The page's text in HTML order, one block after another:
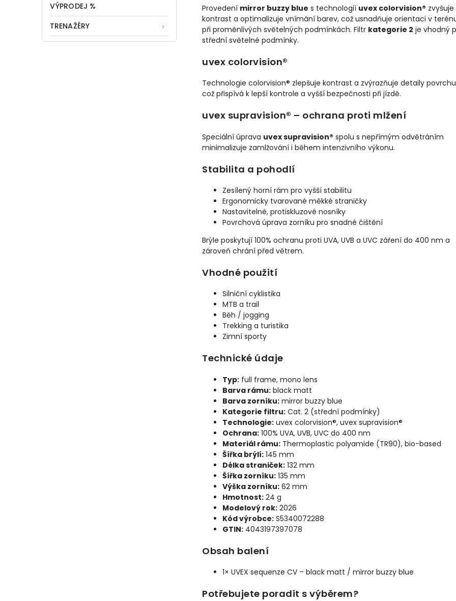
VÝPRODEJ %
TRENAŽÉRY
Provedení mirror buzzy blue s technologií uvex colorvision® zvyšuje
kontrast a optimalizuje vnímání barev, což usnadňuje orientaci v
při proměnlivých světelných podmínkách. Filtr kategorie 2 je vhodný
střední světelné podmínky.
uvex colorvision®
Technologie colorvision® zlepšuje kontrast a zvýrazňuje detaily
což přispívá k lepší kontrole a vyšší bezpečnosti při jízdě.
uvex supravision® – ochrana proti mlžení
Speciální úprava uvex supravision® spolu s nepřímým odvětráním
minimalizuje zamlžování i během intenzivního výkonu.
Stabilita a pohodlí
Zesílený horní rám pro vyšší stabilitu
Ergonomicky tvarované měkké straničky
Nastavitelné, protiskluzové nosníky
Povrchová úprava zorníku pro snadné čištění
Brýle poskytují 100% ochranu proti UVA, UVB a UVC záření do 400 nm a
zároveň chrání před větrem.
Vhodné použití
Silniční cyklistika
MTB a trail
Běh / jogging
Trekking a turistika
Zimní sporty
Technické údaje
Typ: full frame, mono lens
Barva rámu: black matt
Barva zorníku: mirror buzzy blue
Kategorie filtru: Cat. 2 (střední podmínky)
Technologie: uvex colorvision®, uvex supravision®
Ochrana: 100% UVA, UVB, UVC do 400 nm
Materiál rámu: Thermoplastic polyamide (TR90), bio-based
Šířka brýlí: 145 mm
Délka straniček: 132 mm
Šířka zorníku: 135 mm
Výška zorníku: 62 mm
Hmotnost: 24 g
Modelový rok: 2026
Kód výrobce: S5340072288
GTIN: 4043197397078
Obsah balení
1× UVEX sequenze CV – black matt / mirror buzzy blue
Potřebujete poradit s výběrem?